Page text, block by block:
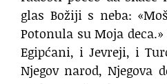
glas Božiji s neba:
Potonula su Moja
Egipćani, i Jevreji, i
Njegov narod, Njegova